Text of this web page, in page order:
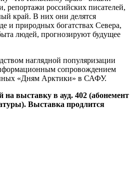
репортажи российских писателей,
край. В них они делятся
и природных богатствах Севера,
людей, прогнозируют будущее
наглядной популяризации
сопровождением
«Дням Арктики» в САФУ.
выставку в ауд. 402 (абонемент
Выставка продлится